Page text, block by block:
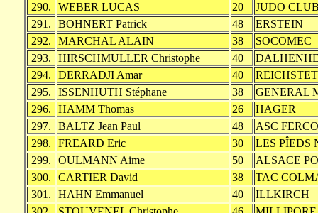
290. WEBER LUCAS 20
JUDO
291.
BOHNERT Patrick 48
ERSTEIN
292.
MARCHAL ALAIN 38
SOCOMEC
293.
HIRSCHMULLER Christophe 40
294.
DERRADJI Amar 40
295.
ISSENHUTH Stéphane 38
GENERAL
296.
HAMM Thomas 26
HAGER
297.
BALTZ Jean Paul 48
ASC FERCO
298.
FREARD Eric 30
LES PÎEDS
299.
OULMANN Aime 50
ALSACE
300.
CARTIER David 38
TAC
301.
HAHN Emmanuel 40
ILLKIRCH